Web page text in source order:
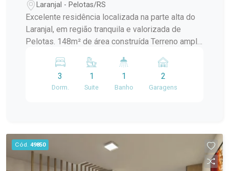
Laranjal - Pelotas/RS
Excelente residência localizada na parte alta do
Laranjal, em região tranquila e valorizada de
Pelotas. 148m² de área construída Terreno amplo
dormitórios, sendo 1 suíte Sala de estar com
lareira Espaço gourmet ideal para receber amigos
e família Piscina Ambientes bem distribuídos e
3
Dorm.
1
Suite
1
Banho
2
Garagens
Cód. 49850